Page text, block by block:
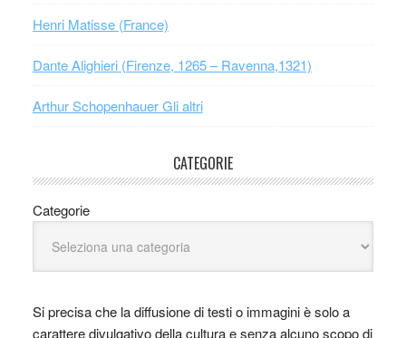
Henri Matisse (France)
Dante Alighieri (Firenze, 1265 – Ravenna,1321)
Arthur Schopenhauer Gli altri
CATEGORIE
Categorie
Si precisa che la diffusione di testi o immagini è solo a
carattere divulgativo della cultura e senza alcuno scopo di